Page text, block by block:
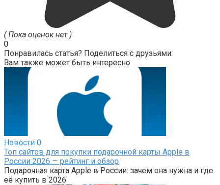
( Пока оценок нет )
0
Понравилась статья? Поделиться с друзьями:
Вам также может быть интересно
Новости 0
Топ сайтов для покупки подарочной карты Apple в
России 2026 — рейтинг и обзор
Подарочная карта Apple в России: зачем она нужна и где
её купить в 2026